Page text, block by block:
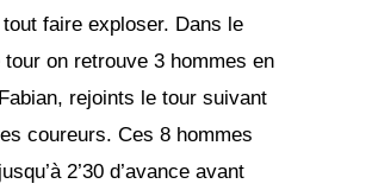
faire exploser. Dans le
tour on retrouve 3 hommes en
rejoints le tour suivant
coureurs. Ces 8 hommes
2’30 d’avance avant